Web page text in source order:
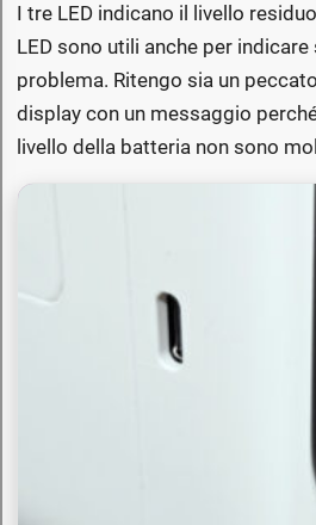
I tre LED indicano il livello
LED sono utili anche per
problema. Ritengo sia un
display con un messaggio
livello della batteria non sono